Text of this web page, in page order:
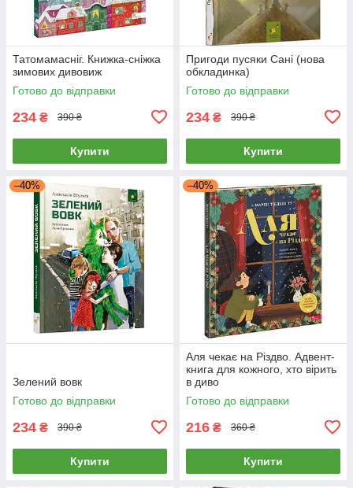
Татомамасніг. Книжка-сніжка
зимових дивовиж
Готово до відправки
234 ₴ 390 ₴
Купити
Пригоди пусяки Сані (нова
обкладинка)
Готово до відправки
234 ₴ 390 ₴
Купити
–40%
Зелений вовк
Готово до відправки
234 ₴ 390 ₴
Купити
–40%
Аля чекає на Різдво. Адвент-
книга для кожного, хто вірить
в диво
Готово до відправки
216 ₴ 360 ₴
Купити